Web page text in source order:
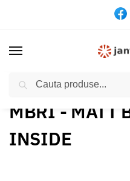
Acasă Produs Culoare / MBRI -
MBRI - MATT
INSIDE